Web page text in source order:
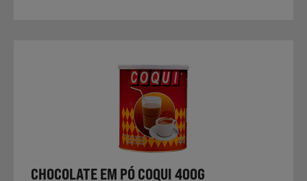
CHOCOLATE EM PÓ COQUI 400G